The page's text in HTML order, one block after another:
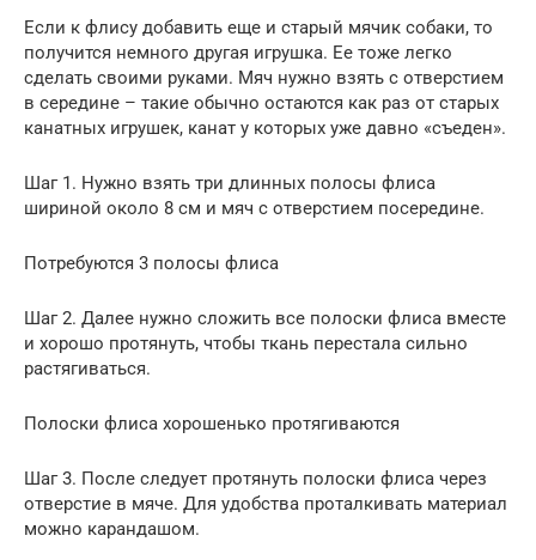
Если к флису добавить еще и старый мячик собаки, то
получится немного другая игрушка. Ее тоже легко
сделать своими руками. Мяч нужно взять с отверстием
в середине – такие обычно остаются как раз от старых
канатных игрушек, канат у которых уже давно «съеден».
Шаг 1. Нужно взять три длинных полосы флиса
шириной около 8 см и мяч с отверстием посередине.
Потребуются 3 полосы флиса
Шаг 2. Далее нужно сложить все полоски флиса вместе
и хорошо протянуть, чтобы ткань перестала сильно
растягиваться.
Полоски флиса хорошенько протягиваются
Шаг 3. После следует протянуть полоски флиса через
отверстие в мяче. Для удобства проталкивать материал
можно карандашом.